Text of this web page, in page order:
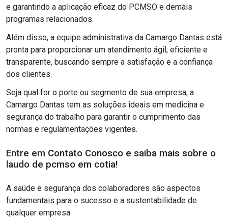
e garantindo a aplicação eficaz do PCMSO e demais
programas relacionados.
Além disso, a equipe administrativa da Camargo Dantas está
pronta para proporcionar um atendimento ágil, eficiente e
transparente, buscando sempre a satisfação e a confiança
dos clientes.
Seja qual for o porte ou segmento de sua empresa, a
Camargo Dantas tem as soluções ideais em medicina e
segurança do trabalho para garantir o cumprimento das
normas e regulamentações vigentes.
Entre em Contato Conosco e saiba mais sobre o
laudo de pcmso em cotia!
A saúde e segurança dos colaboradores são aspectos
fundamentais para o sucesso e a sustentabilidade de
qualquer empresa.